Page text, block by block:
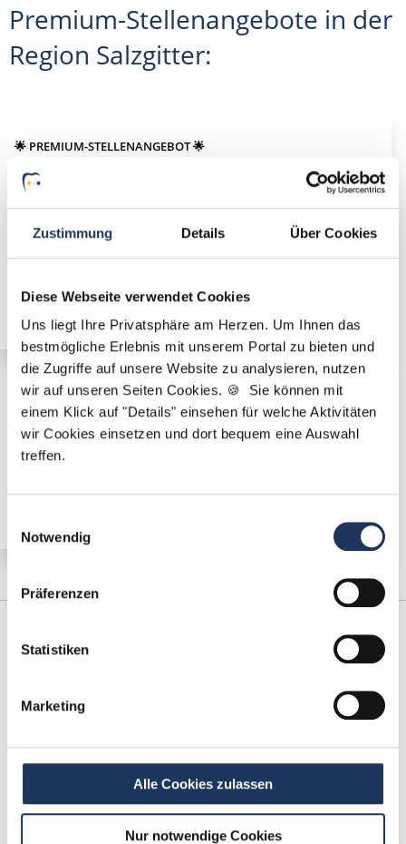
Zustimmung Details Über Cookies
Diese Webseite verwendet Cookies
Uns liegt Ihre Privatsphäre am Herzen. Um Ihnen das
bestmögliche Erlebnis mit unserem Portal zu bieten und
die Zugriffe auf unsere Website zu analysieren, nutzen
wir auf unseren Seiten Cookies. 🍪 Sie können mit
einem Klick auf "Details" einsehen für welche Aktivitäten
wir Cookies einsetzen und dort bequem eine Auswahl
treffen.
Notwendig
Präferenzen
Statistiken
Marketing
Alle Cookies zulassen
Nur notwendige Cookies
Premium-Stellenangebote in der
Region Salzgitter:
🌟 PREMIUM-STELLENANGEBOT 🌟
Angestellter Zahnarzt (m/w/d) in Voll- oder Teilzeit
🌟 PREMIUM-STELLENANGEBOT 🌟
Angestellter Zahnarzt (m/w/d) in Voll- oder Teilzeit
ab sofort in Lengede
Sarah Grützmacher
Ansprechpartnerin